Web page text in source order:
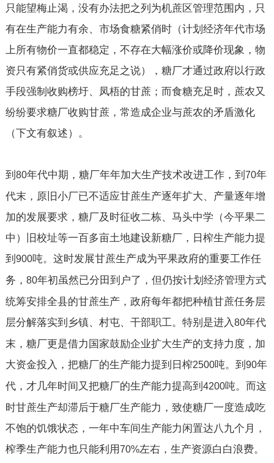
只能望梅止渴，没有办法把之列为机蔗区管理范围内，只
有在生产能力有余、市场食糖紧俏时（计划经济年代市场
上所有物价一直都稳定，不存在大幅涨价或降价现象，物
资只有紧俏货或供应充足之说），糖厂才通过政府以行政
手段强制收购榜圩、凤梧的甘蔗；而食糖充足时，蔗农又
纷纷要求糖厂收购甘蔗，常造成企业与蔗农的矛盾激化
（下文有叙述）。
到80年代中期，糖厂年年加大生产技术改进工作，到70年
代末，原旧小厂已不适应甘蔗生产逐年扩大、产量逐年增
加的发展要求，糖厂及时征收二栋、马头中学（今平果二
中）旧校址等一百多亩土地建设新糖厂，日榨生产能力提
到900吨。这时发展甘蔗生产成为平果政府的重要工作任
务， 80年初虽然已分田到户了，但仍按计划经济管理方式
统筹安排全县的甘蔗生产，政府每年都把种植甘蔗任务层
层分解落实到乡镇、村屯、干部职工。特别是进入 80年代
末，糖厂更是借力国家鼓励企业扩大生产的支持力度，加
大资金投入，把糖厂的生产能力提到日榨2500吨。到90年
代，才几年时间又把糖厂的生产能力提高到4200吨。而这
时甘蔗生产却滞后于糖厂生产能力，致使糖厂一度造成吃
不饱的饥饿状态，一年中车间生产能力闲置达八九个月，
榨季生产能力也只能利用70%左右，生产资源白白浪费。